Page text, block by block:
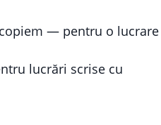
— pentru o lucrare
lucrări scrise cu